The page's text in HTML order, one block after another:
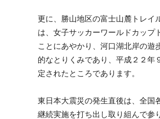
更に、勝山地区の富士山麓トレイ
は、女子サッカーワールドカップ
ことにあやかり、河口湖北岸の遊
的なとりくみであり、平成２２年
定されたところであります。
東日本大震災の発生直後は、全国
継続実施を打ち出し取り組んで参